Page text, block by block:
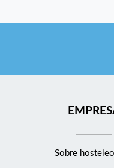
Sobre